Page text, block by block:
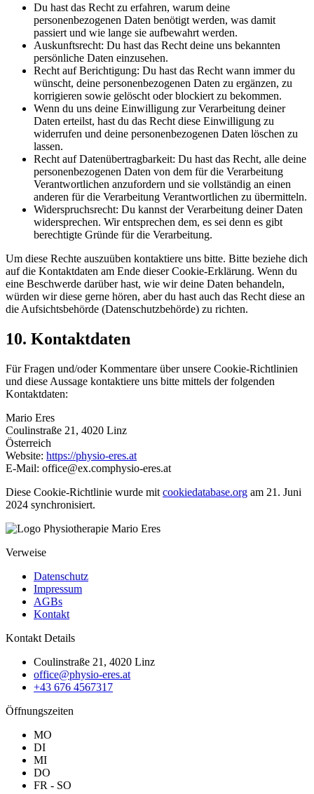
Du hast das Recht zu erfahren, warum deine
personenbezogenen Daten benötigt werden, was damit
passiert und wie lange sie aufbewahrt werden.
Auskunftsrecht: Du hast das Recht deine uns bekannten
persönliche Daten einzusehen.
Recht auf Berichtigung: Du hast das Recht wann immer du
wünscht, deine personenbezogenen Daten zu ergänzen, zu
korrigieren sowie gelöscht oder blockiert zu bekommen.
Wenn du uns deine Einwilligung zur Verarbeitung deiner
Daten erteilst, hast du das Recht diese Einwilligung zu
widerrufen und deine personenbezogenen Daten löschen zu
lassen.
Recht auf Datenübertragbarkeit: Du hast das Recht, alle deine
personenbezogenen Daten von dem für die Verarbeitung
Verantwortlichen anzufordern und sie vollständig an einen
anderen für die Verarbeitung Verantwortlichen zu übermitteln.
Widerspruchsrecht: Du kannst der Verarbeitung deiner Daten
widersprechen. Wir entsprechen dem, es sei denn es gibt
berechtigte Gründe für die Verarbeitung.
Um diese Rechte auszuüben kontaktiere uns bitte. Bitte beziehe dich
auf die Kontaktdaten am Ende dieser Cookie-Erklärung. Wenn du
eine Beschwerde darüber hast, wie wir deine Daten behandeln,
würden wir diese gerne hören, aber du hast auch das Recht diese an
die Aufsichtsbehörde (Datenschutzbehörde) zu richten.
10. Kontaktdaten
Für Fragen und/oder Kommentare über unsere Cookie-Richtlinien
und diese Aussage kontaktiere uns bitte mittels der folgenden
Kontaktdaten:
Mario Eres
Coulinstraße 21, 4020 Linz
Österreich
Website: https://physio-eres.at
E-Mail: office@ex.comphysio-eres.at
Diese Cookie-Richtlinie wurde mit cookiedatabase.org am 21. Juni
2024 synchronisiert.
Verweise
Datenschutz
Impressum
AGBs
Kontakt
Kontakt Details
Coulinstraße 21, 4020 Linz
office@physio-eres.at
+43 676 4567317
Öffnungszeiten
MO
DI
MI
DO
FR - SO